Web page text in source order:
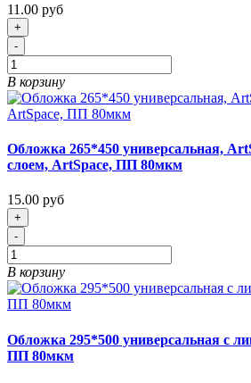
11.00 руб
+
-
В корзину
Обложка 265*450 универсальная,
слоем, ArtSpace, ПП 80мкм
15.00 руб
+
-
В корзину
Обложка 295*500 универсальная с
ПП 80мкм